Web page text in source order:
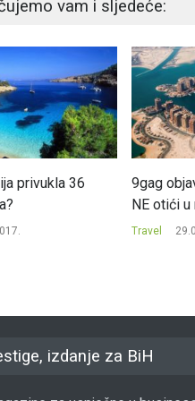
vam i sljedeće:
privukla 36
9gag
NE otići
Travel
izdanje za BiH